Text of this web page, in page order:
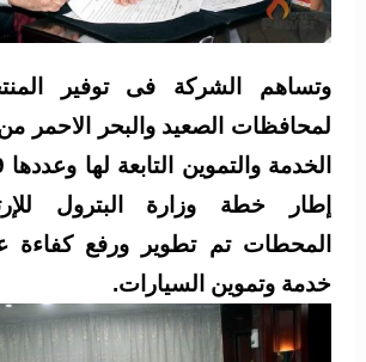
وتساهم الشركة فى توفير
لمحافظات الصعيد والبحر الاحمر
إطار خطة وزارة البترول
خدمة وتموين السيارات.